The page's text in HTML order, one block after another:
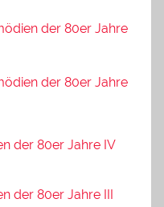
der 80er Jahre
der 80er Jahre
der 80er Jahre IV
der 80er Jahre III